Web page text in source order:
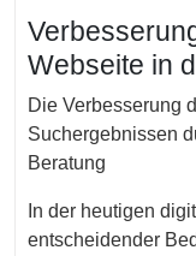
Webseite in
Die Verbesserung
Suchergebnissen
Beratung
In der heutigen
entscheidender